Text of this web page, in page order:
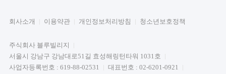
회사소개 이용약관 개인정보처리방침 청소년보호정책
주식회사 블루빌리지
서울시 강남구 강남대로51길 효성해링턴타워 1031호
사업자등록번호 : 619-88-02531
대표번호 : 02-6201-0921